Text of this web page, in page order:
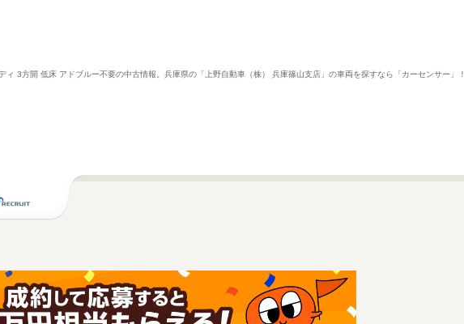
3方開 低床 アドブルー不要の中古情報。兵庫県の「上野自動車（株） 兵庫篠山支店」の車両を探すなら「カーセンサー」！